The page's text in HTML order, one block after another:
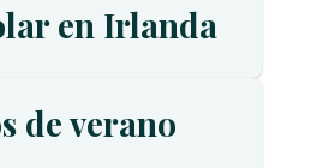
en Irlanda
de verano